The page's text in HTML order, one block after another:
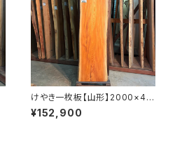
けやき一枚板【山形】2000×44
0~480×58㎜【オイル塗装 仕
上げ済み】
¥152,900